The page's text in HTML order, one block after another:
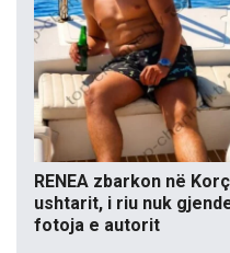
RENEA zbarkon në
ushtarit, i riu nuk
fotoja e autorit